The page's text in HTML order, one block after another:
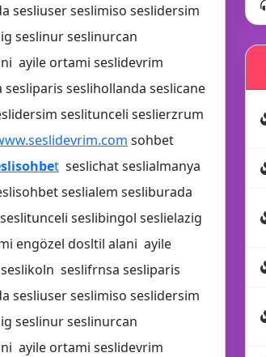
sesliuser seslimiso seslidersim
seslinur seslinurcan
ayile ortami seslidevrim
seslihollanda seslicane
seslitunceli seslierzrum
sohbet
t seslichat seslialmanya
seslialem sesliburada
seslibingol seslielazig
engözel dosltil alani ayile
seslifrnsa sesliparis
sesliuser seslimiso seslidersim
seslinur seslinurcan
ayile ortami seslidevrim